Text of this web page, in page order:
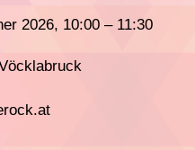
2026, 10:00 – 11:30